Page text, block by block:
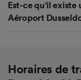
Est-ce qu'il
Aéroport
Horaires de